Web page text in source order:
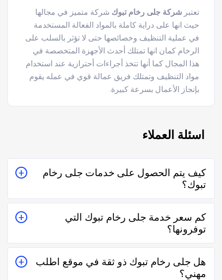
تعتبر شركة جلى رخام تبوك شركة متميز في مجالها
حيث انها على دراية كاملة بالمواد الفعالة المستخدمة
في عملية التنظيف وخصائصها حتى لا تؤثر بالسلب على
الرخام كمان انها تمتلك أحدث الأجهزة المتخصصة في
هذا المجال كما أنها تتخذ أجراءات أحترازية عند استخدام
مواد التنظيف وتمتلك فريق عمالة قوي في عمله يقوم
بإنجاز الأعمال بسرعة كبيرة.
اسئلة العملاء
كيف يتم الحصول على خدمات جلى رخام
تبوك؟
يتم الحصول على خدمات جلى رخام تبوك من خلال التواصل
معه إما على الواتساب أو تليفونياً وطلب الخدمة منه بعمل
زيارة للمكان أو تقدير سعر الخدمة قبل الزيارة والإتفاق.
كم سعر خدمة جلى رخام تبوك التي
توفرونها؟
تختلف اسعار خدمات جلى رخام تبوك وفقاً لعدة عناصر منها
قرب المسافة وحجم العمل وتوقيته وهل هو عمل مستعجل
أم لا.
هل جلى رخام تبوك ذو ثقة في موقع اطلب
مهني؟